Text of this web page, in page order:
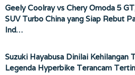
Geely Coolray vs Chery Omoda 5
SUV Turbo China yang Siap Rebut
Ind…
Suzuki Hayabusa Dinilai Kehilangan
Legenda Hyperbike Terancam